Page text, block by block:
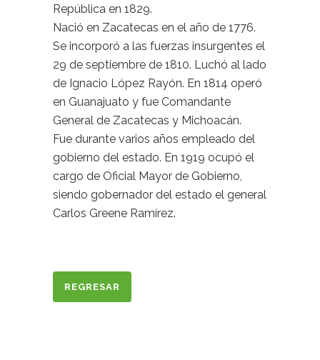
República en 1829.
Nació en Zacatecas en el año de 1776.
Se incorporó a las fuerzas insurgentes el
29 de septiembre de 1810. Luchó al lado
de Ignacio López Rayón. En 1814 operó
en Guanajuato y fue Comandante
General de Zacatecas y Michoacán.
Fue durante varios años empleado del
gobierno del estado. En 1919 ocupó el
cargo de Oficial Mayor de Gobierno,
siendo gobernador del estado el general
Carlos Greene Ramírez.
REGRESAR